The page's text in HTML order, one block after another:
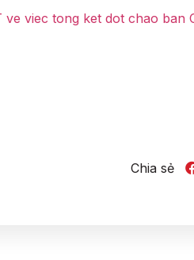
ve viec tong ket dot chao ban
Chia sẻ